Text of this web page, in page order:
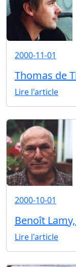
2000-11-01
Thomas de
Lire l'article
2000-10-01
Benoît
Lire l'article